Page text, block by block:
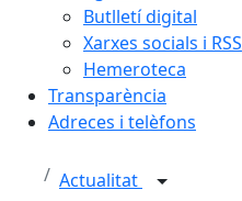
Butlletí digital
Xarxes socials i RSS
Hemeroteca
Transparència
Adreces i telèfons
Actualitat